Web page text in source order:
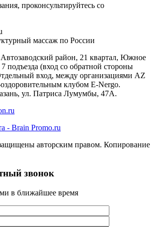
проконсультируйтесь со
массаж по России
район, 21 квартал, Южное
подъезда (вход со обратной стороны
вход, между организациями AZ
клубом E-Nergo.
ул. Патриса Лумумбы, 47А.
- Brain Promo.ru
авторским правом. Копирование
звонок
в ближайшее время